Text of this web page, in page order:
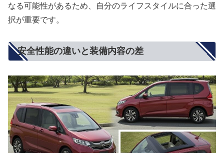
なる可能性があるため、自分のライフスタイルに合った選
択が重要です。
安全性能の違いと装備内容の差